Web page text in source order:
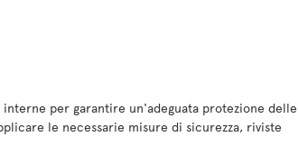
per garantire un'adeguata protezione delle
le necessarie misure di sicurezza, riviste